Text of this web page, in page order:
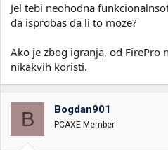
Jel tebi neohodna
da isprobas da li to moze?
Ako je zbog igranja, od FirePro
nikakvih koristi.
B Bogdan901
PCAXE Member